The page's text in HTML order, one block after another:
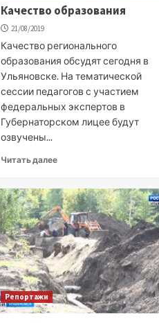
Качество образования
21/08/2019
Качество регионального
образования обсудят сегодня в
Ульяновске. На тематической
сессии педагогов с участием
федеральных экспертов в
Губернаторском лицее будут
озвучены...
Читать далее
Репортажи